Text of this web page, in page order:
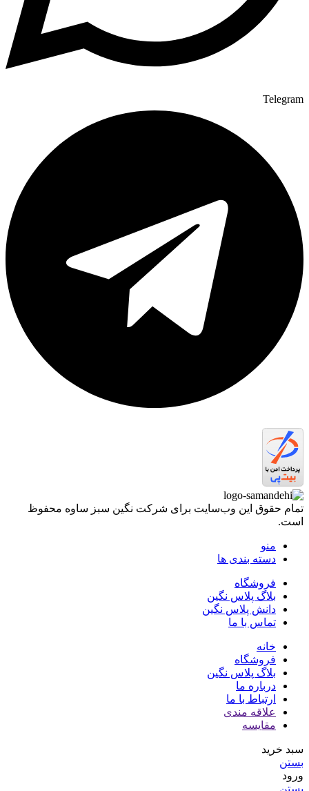
Telegram
تمام حقوق اين وب‌سايت برای شرکت نگین سبز ساوه محفوظ
است.
منو
دسته بندی ها
فروشگاه
بلاگ پلاس نگین
دانش پلاس نگین
تماس با ما
خانه
فروشگاه
بلاگ پلاس نگین
درباره ما
ارتباط با ما
علاقه مندی
مقایسه
سبد خرید
بستن
ورود